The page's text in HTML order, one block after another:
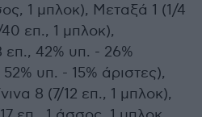
1 μπλοκ), Μεταξά 1 (1/4
επ., 1 μπλοκ),
επ., 42% υπ. - 26%
υπ. - 15% άριστες),
8 (7/12 επ., 1 μπλοκ),